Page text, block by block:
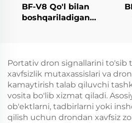
BF-V8 Qo'l bilan
boshqariladigan
bilan)
Portativ dron signallarini to'sib
xavfsizlik mutaxassislari va
kamaytirish talab qiluvchi
vosita bo'lib xizmat qiladi.
ob'ektlarni, tadbirlarni yoki
qilish uchun drondan xavfsiz